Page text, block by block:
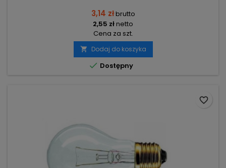
3,14 złbrutto
2,55 złnetto
Cena za szt.
 Dodaj do koszyka
 Dostępny
favorite_border